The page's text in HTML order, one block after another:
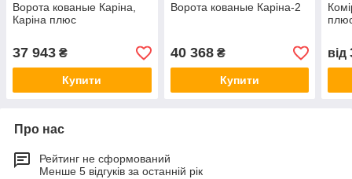
Ворота кованые Каріна,
Каріна плюс
37 943 ₴
Купити
Ворота кованые Каріна-2
40 368₴
Купити
від
Про нас
Рейтинг не сформований
Менше 5 відгуків за останній рік